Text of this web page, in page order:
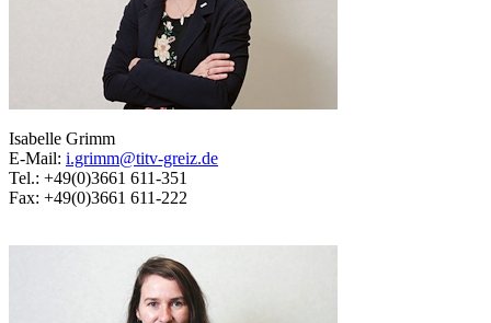
Isabelle Grimm
E-Mail: i.grimm@titv-greiz.de
Tel.: +49(0)3661 611-351
Fax: +49(0)3661 611-222